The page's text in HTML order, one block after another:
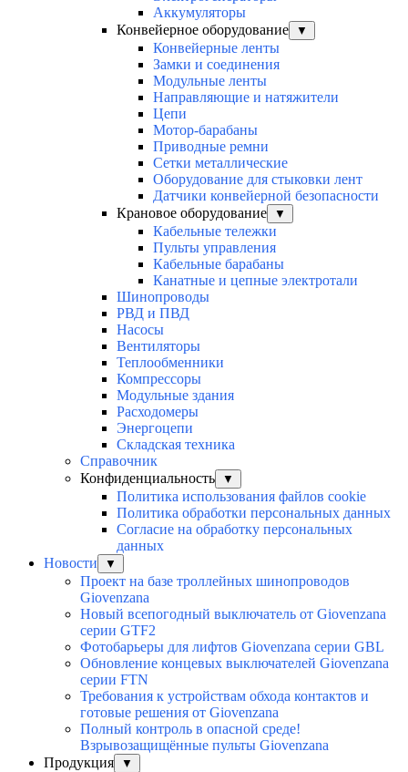
Аккумуляторы
Конвейерное оборудование
▼
Конвейерные ленты
Замки и соединения
Модульные ленты
Направляющие и натяжители
Цепи
Мотор-барабаны
Приводные ремни
Сетки металлические
Оборудование для стыковки лент
Датчики конвейерной безопасности
Крановое оборудование
▼
Кабельные тележки
Пульты управления
Кабельные барабаны
Канатные и цепные электротали
Шинопроводы
РВД и ПВД
Насосы
Вентиляторы
Теплообменники
Компрессоры
Модульные здания
Расходомеры
Энергоцепи
Складская техника
Справочник
Конфиденциальность
▼
Политика использования файлов cookie
Политика обработки персональных данных
Согласие на обработку персональных
данных
Новости
▼
Проект на базе троллейных шинопроводов
Giovenzana
Новый всепогодный выключатель от Giovenzana
серии GTF2
Фотобарьеры для лифтов Giovenzana серии GBL
Обновление концевых выключателей Giovenzana
серии FTN
Требования к устройствам обхода контактов и
готовые решения от Giovenzana
Полный контроль в опасной среде!
Взрывозащищённые пульты Giovenzana
Продукция
▼